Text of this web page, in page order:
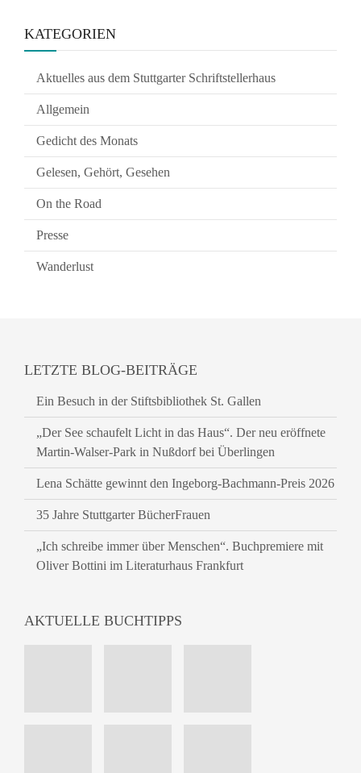
KATEGORIEN
Aktuelles aus dem Stuttgarter Schriftstellerhaus
Allgemein
Gedicht des Monats
Gelesen, Gehört, Gesehen
On the Road
Presse
Wanderlust
LETZTE BLOG-BEITRÄGE
Ein Besuch in der Stiftsbibliothek St. Gallen
„Der See schaufelt Licht in das Haus“. Der neu eröffnete
Martin-Walser-Park in Nußdorf bei Überlingen
Lena Schätte gewinnt den Ingeborg-Bachmann-Preis 2026
35 Jahre Stuttgarter BücherFrauen
„Ich schreibe immer über Menschen“. Buchpremiere mit
Oliver Bottini im Literaturhaus Frankfurt
AKTUELLE BUCHTIPPS